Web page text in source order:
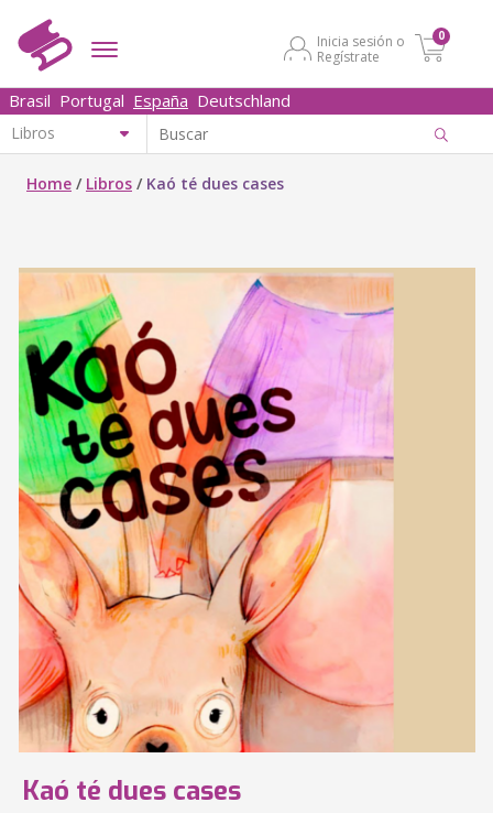
Inicia sesión o
Regístrate
0
Brasil Portugal España Deutschland
Home / Libros / Kaó té dues cases
Kaó té dues cases